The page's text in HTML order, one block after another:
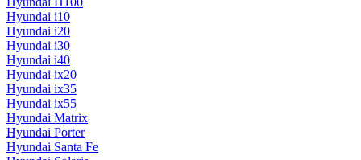
Hyundai i10
Hyundai i20
Hyundai i30
Hyundai i40
Hyundai ix20
Hyundai ix35
Hyundai ix55
Hyundai Matrix
Hyundai Porter
Hyundai Santa Fe